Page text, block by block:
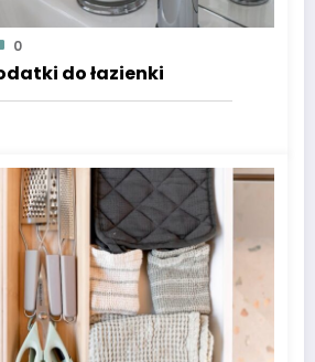
0
do łazienki